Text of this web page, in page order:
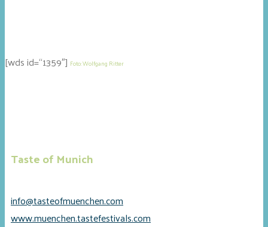
[wds id=“1359″] Foto: Wolfgang Ritter
Taste of Munich
info@tasteofmuenchen.com
www.muenchen.tastefestivals.com